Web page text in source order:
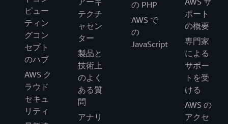
ピュー
ティン
グコン
セプト
のハブ
AWS ク
ラウド
セキュ
リティ
テクチ
ャセン
ター
製品と
技術上
のよく
ある質
問
アナリ
の PHP
AWS で
の
JavaScript
ポート
の概要
専門家
による
サポー
トを受
ける
AWS の
アクセ